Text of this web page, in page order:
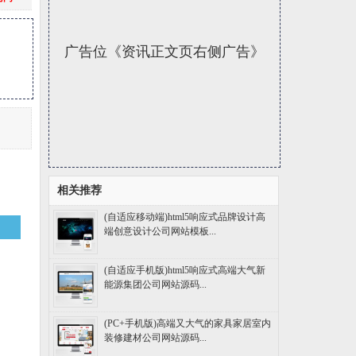
广告位《资讯正文页右侧广告》
相关推荐
(自适应移动端)html5响应式品牌设计高
端创意设计公司网站模板...
(自适应手机版)html5响应式高端大气新
能源集团公司网站源码...
(PC+手机版)高端又大气的家具家居室内
装修建材公司网站源码...